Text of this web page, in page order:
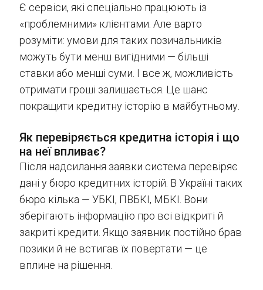
Є сервіси, які спеціально працюють із
«проблемними» клієнтами. Але варто
розуміти: умови для таких позичальників
можуть бути менш вигідними — більші
ставки або менші суми. І все ж, можливість
отримати гроші залишається. Це шанс
покращити кредитну історію в майбутньому.
Як перевіряється кредитна історія і що
на неї впливає?
Після надсилання заявки система перевіряє
дані у бюро кредитних історій. В Україні таких
бюро кілька — УБКІ, ПВБКІ, МБКІ. Вони
зберігають інформацію про всі відкриті й
закриті кредити. Якщо заявник постійно брав
позики й не встигав їх повертати — це
вплине на рішення.